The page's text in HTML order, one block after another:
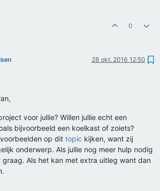
0
28 okt. 2016 12:50
voor jullie? Willen jullie echt een
bijvoorbeeld een koelkast of zoiets?
op dit topic kijken, want zij
onderwerp. Als jullie nog meer hulp nodig
graag. Als het kan met extra uitleg want dan